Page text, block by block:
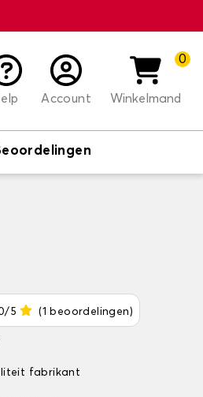
Account
0
Winkelmand
5 (1 beoordelingen)
fabrikant